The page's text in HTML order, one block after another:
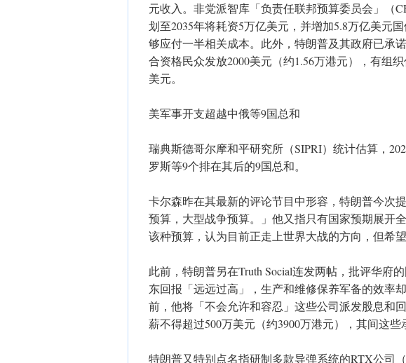
元收入。非党派智库「负责任联邦预算委员会」（
划至2035年将耗资5万亿美元，并增加5.8万亿美元
够应付一半相关成本。此外，特朗普及其政府已承
合资格民众发放2000美元（约1.56万港元），有组
美元。
美军事开支超越中俄等9国总和
瑞典斯德哥尔摩和平研究所（SIPRI）统计估算，
罗斯等9个排在其后的9国总和。
卡尔森昨在其最新的评论节目中形容，特朗普今次
预算，大型战争预算。」他又指只有国家预期展开
该种预算，认为目前正走上世界大战的方向，但希望
此前，特朗普另在Truth Social连发两帖，批评华府
东回报「远远过高」，生产和维修保养军备的效率
前，他将「不会允许和容忍」这些公司派发股息和
薪不得超过500万美元（约3900万港元），其间这些
特朗普又特别点名指研制多款导弹系统的RTX公司